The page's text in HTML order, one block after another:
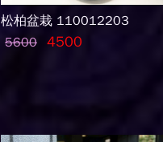
松柏盆栽 110012203
5600 4500